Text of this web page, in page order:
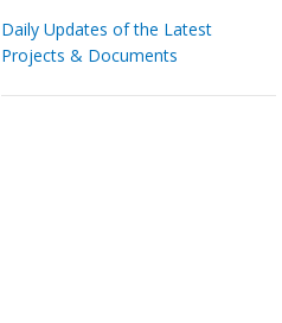
Daily Updates of the Latest
Projects & Documents